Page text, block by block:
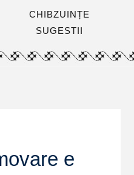
CHIBZUINȚE
SUGESTII
e